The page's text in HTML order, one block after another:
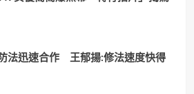
法迅速合作 王郁揚:修法速度快得